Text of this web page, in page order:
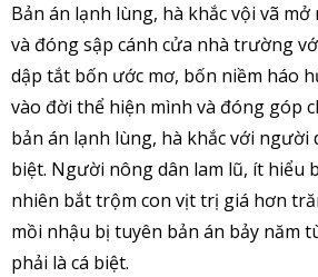
Bản án lạnh lùng, hà khắc vội vã
và đóng sập cánh cửa nhà trường
dập tắt bốn ước mơ, bốn niềm háo
vào đời thể hiện mình và đóng góp
bản án lạnh lùng, hà khắc với người
biệt. Người nông dân lam lũ, ít hiểu
nhiên bắt trộm con vịt trị giá hơn
mồi nhậu bị tuyên bản án bảy năm
phải là cá biệt.